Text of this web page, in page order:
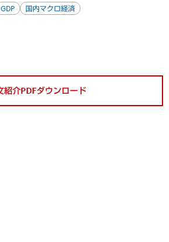
GDP 国内マクロ経済
紹介PDFダウンロード